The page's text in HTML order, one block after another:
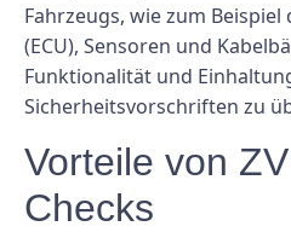
Fahrzeugs, wie zum
(ECU), Sensoren und
Funktionalität und
Sicherheitsvorschriften zu
Vorteile von
Checks